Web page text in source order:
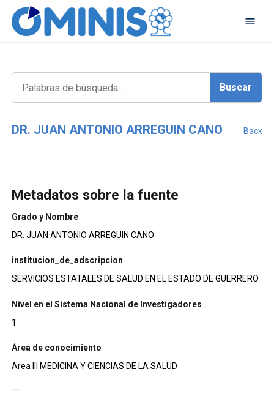
DR. JUAN ANTONIO ARREGUIN CANO Back
Metadatos sobre la fuente
Grado y Nombre
DR. JUAN ANTONIO ARREGUIN CANO
institucion_de_adscripcion
SERVICIOS ESTATALES DE SALUD EN EL ESTADO DE GUERRERO
Nivel en el Sistema Nacional de Investigadores
1
Área de conocimiento
Area III MEDICINA Y CIENCIAS DE LA SALUD
---